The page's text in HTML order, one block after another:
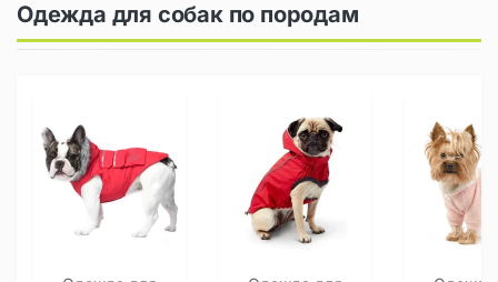
Одежда для собак по породам